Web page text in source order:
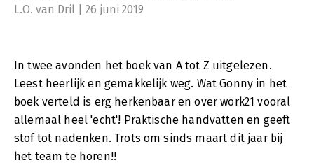
L.O. van Dril | 26 juni 2019
In twee avonden het boek van A tot Z uitgelezen.
Leest heerlijk en gemakkelijk weg. Wat Gonny in het
boek verteld is erg herkenbaar en over work21 vooral
allemaal heel 'echt'! Praktische handvatten en geeft
stof tot nadenken. Trots om sinds maart dit jaar bij
het team te horen!!